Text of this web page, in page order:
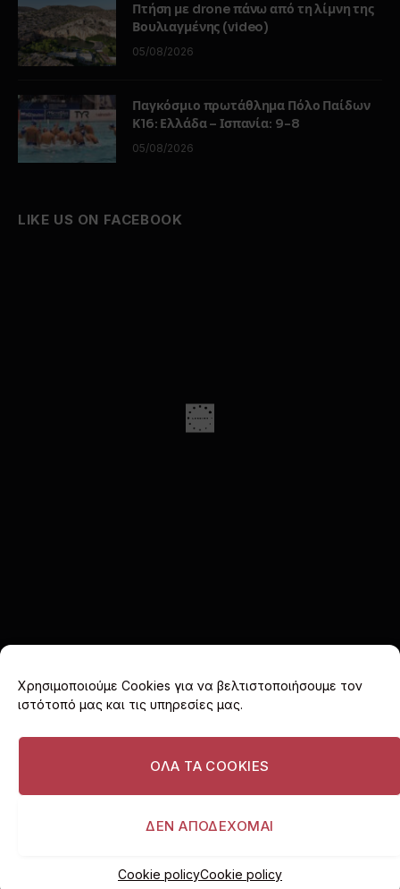
Χρησιμοποιούμε Cookies για να βελτιστοποιήσουμε τον
ιστότοπό μας και τις υπηρεσίες μας.
ΟΛΑ ΤΑ COOKIES
ΔΕΝ ΑΠΟΔΕΧΟΜΑΙ
Cookie policyCookie policy
Πτήση με drone πάνω από τη λίμνη της
Βουλιαγμένης (video)
05/08/2026
Παγκόσμιο πρωτάθλημα Πόλο Παίδων
Κ16: Ελλάδα – Ισπανία: 9-8
05/08/2026
LIKE US ON FACEBOOK
(Twitter)
COOKIE POLICY (EU)
ΠΟΛΙΤΙΚΗ ΑΠΟΡΡΗΤΟΥ
ΔΙΑΦΗΜΙΣΤΕΙΤΕ